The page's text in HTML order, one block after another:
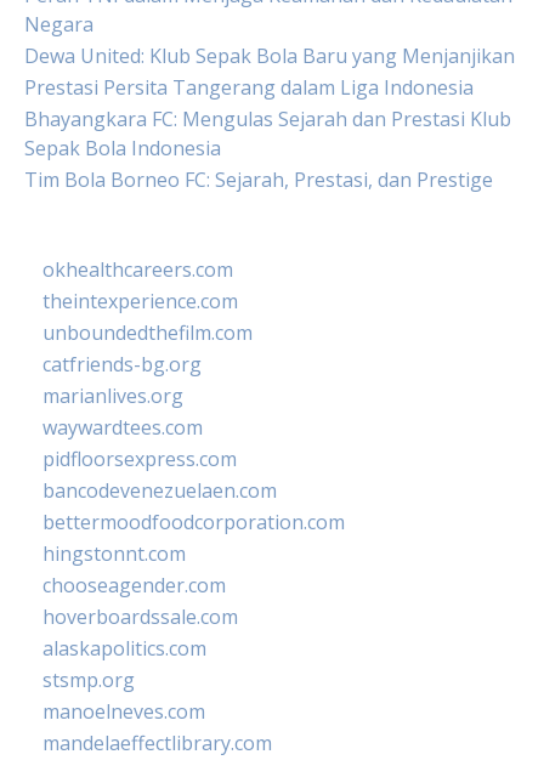
Negara
Dewa United: Klub Sepak Bola Baru yang Menjanjikan
Prestasi Persita Tangerang dalam Liga Indonesia
Bhayangkara FC: Mengulas Sejarah dan Prestasi Klub
Sepak Bola Indonesia
Tim Bola Borneo FC: Sejarah, Prestasi, dan Prestige
okhealthcareers.com
theintexperience.com
unboundedthefilm.com
catfriends-bg.org
marianlives.org
waywardtees.com
pidfloorsexpress.com
bancodevenezuelaen.com
bettermoodfoodcorporation.com
hingstonnt.com
chooseagender.com
hoverboardssale.com
alaskapolitics.com
stsmp.org
manoelneves.com
mandelaeffectlibrary.com